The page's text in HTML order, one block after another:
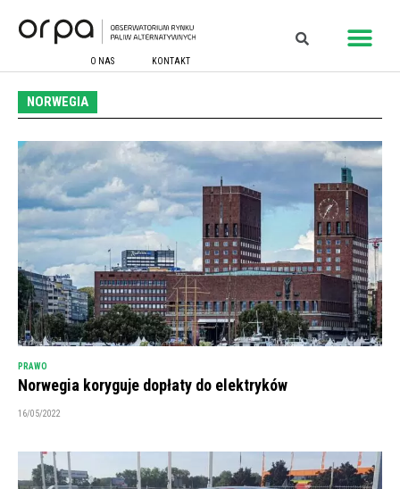
O NAS KONTAKT
NORWEGIA
PRAWO
Norwegia koryguje dopłaty do elektryków
16/05/2022